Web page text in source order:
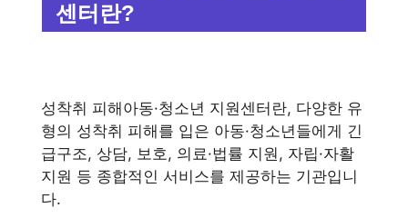
센터란?
성착취 피해아동·청소년 지원센터란, 다양한 유
형의 성착취 피해를 입은 아동·청소년들에게 긴
급구조, 상담, 보호, 의료·법률 지원, 자립·자활
지원 등 종합적인 서비스를 제공하는 기관입니
다.